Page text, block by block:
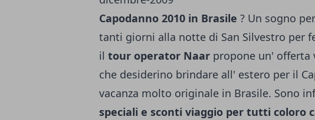
Capodanno 2010 in Brasile ? Un sogno
tanti giorni alla notte di San Silvestro per
il tour operator Naar propone un'
che desiderino brindare all' estero per il
vacanza molto originale in Brasile. Sono
speciali e sconti viaggio per tutti coloro